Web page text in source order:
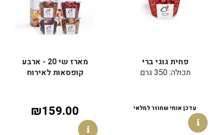
פחית גוגי ברי
תכולה: 350 גרם
עדכן אותי שחוזר למלאי
מארז שי 20 - ארבע
קופסאות לאירוח
₪159.00